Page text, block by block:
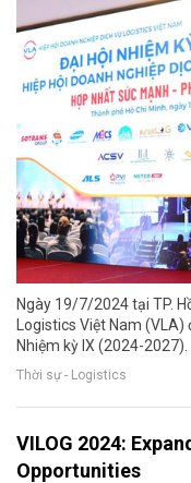
Ngày 19/7/2024 tại TP.
Logistics Việt Nam
Nhiệm kỳ IX (2024-2027).
Thời sự - Logistics
VILOG 2024:
Opportunities